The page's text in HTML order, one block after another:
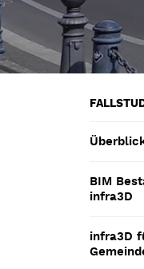
BIM
infra3D
infra3D